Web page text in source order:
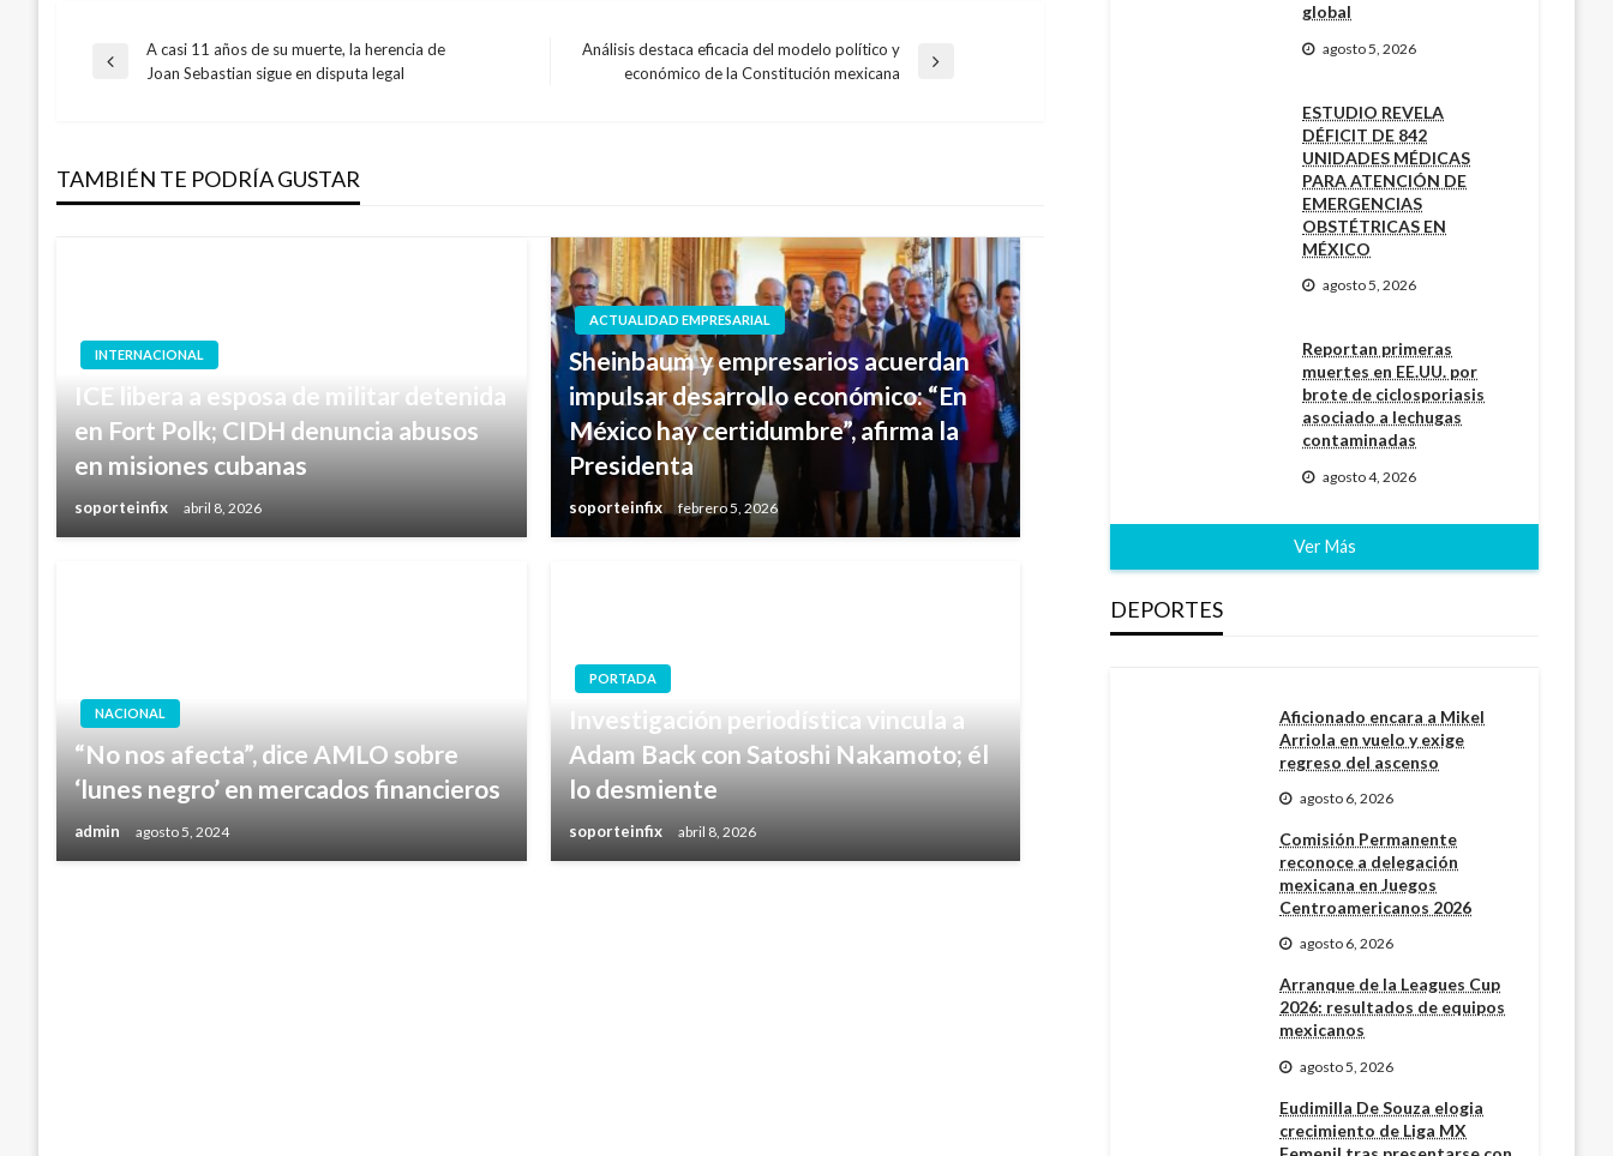
Navegación
entradas
Entrada
A casi 11 años de su muerte, la herencia de
Joan Sebastian sigue en disputa legal
Entrada
Análisis destaca eficacia del modelo político y
económico de la Constitución mexicana
TAMBIÉN TE PODRÍA GUSTAR
INTERNACIONAL
ICE libera a esposa de militar detenida
en Fort Polk; CIDH denuncia abusos
en misiones cubanas
soporteinfix abril 8, 2026
ACTUALIDAD EMPRESARIAL
Sheinbaum y empresarios acuerdan
impulsar desarrollo económico: “En
México hay certidumbre”, afirma la
Presidenta
soporteinfix febrero 5, 2026
NACIONAL
“No nos afecta”, dice AMLO sobre
‘lunes negro’ en mercados financieros
admin agosto 5, 2024
PORTADA
Investigación periodística vincula a
Adam Back con Satoshi Nakamoto; él
lo desmiente
soporteinfix abril 8, 2026
global
agosto 5, 2026
ESTUDIO REVELA
DÉFICIT DE 842
UNIDADES MÉDICAS
PARA ATENCIÓN DE
EMERGENCIAS
OBSTÉTRICAS EN
MÉXICO
agosto 5, 2026
Reportan primeras
muertes en EE.UU. por
brote de ciclosporiasis
asociado a lechugas
contaminadas
agosto 4, 2026
Ver Más
DEPORTES
Aficionado encara a Mikel
Arriola en vuelo y exige
regreso del ascenso
agosto 6, 2026
Comisión Permanente
reconoce a delegación
mexicana en Juegos
Centroamericanos 2026
agosto 6, 2026
Arranque de la Leagues Cup
2026: resultados de equipos
mexicanos
agosto 5, 2026
Eudimilla De Souza elogia
crecimiento de Liga MX